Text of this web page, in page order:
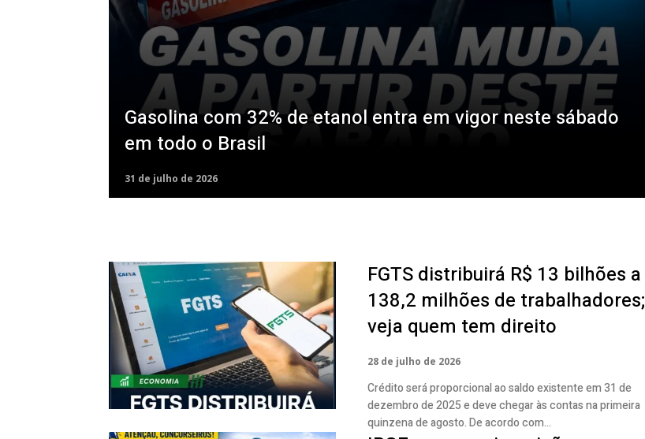
Gasolina com 32% de etanol entra em vigor neste sábado
em todo o Brasil
31 de julho de 2026
FGTS distribuirá R$ 13 bilhões a
138,2 milhões de trabalhadores;
veja quem tem direito
28 de julho de 2026
Crédito será proporcional ao saldo existente em 31 de
dezembro de 2025 e deve chegar às contas na primeira
quinzena de agosto. De acordo com...